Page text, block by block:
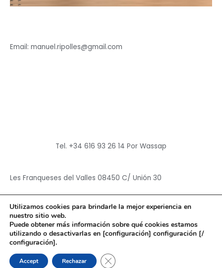
Email: manuel.ripolles@gmail.com
Tel. +34 616 93 26 14 Por Wassap
Les Franqueses del Valles 08450 C/ Unión 30
Copyright © 2026Hun Yuan Chen
Powered byHun Yuan Chen
Utilizamos cookies para brindarle la mejor experiencia en
nuestro sitio web.
Puede obtener más información sobre qué cookies estamos
utilizando o desactivarlas en [configuración] configuración [/
configuración].
Accept Rechazar CERRAR EL BANNER DE